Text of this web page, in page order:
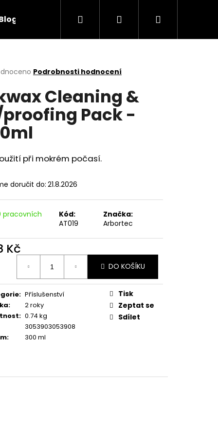
Obchodní podmínky Kontakty
Hledat PřihlášeníNákupní
Podrobnosti hodnocení
Cleaning &
Pack -
při mokrém počasí.
doručit do: 21.8.2026
pracovních
Kód:
AT019
Značka:
Arbortec
Kč
DO KOŠÍKU
: Příslušenství
:
2 roky
: 0.74 kg
3053903053908
: 300 ml
Tisk
Zeptat se
Sdílet